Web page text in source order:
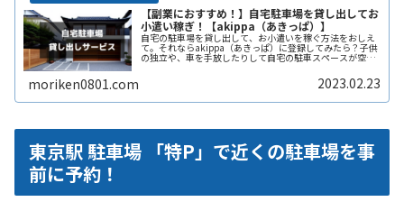
【副業におすすめ！】自宅駐車場を貸し出してお
小遣い稼ぎ！【akippa（あきっぱ）】
自宅の駐車場を貸し出して、お小遣いを稼ぐ方法をおしえ
て。それならakippa（あきっぱ）に登録してみたら？子供
の独立や、車を手放したりして自宅の駐車スペースが空い
moriken0801.com 2023.02.23
東京駅 駐車場 「特P」で近くの駐車場を事
前に予約！